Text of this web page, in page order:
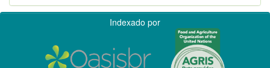
Indexado por